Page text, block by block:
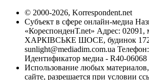
© 2000-2026, Korrespondent.net
Субъект в сфере онлайн-медиа
«КореспонденТ.net» Адрес: 02091,
ХАРКІВСЬКЕ ШОСЕ, будинок 172-
sunlight@mediadim.com.ua
Идентификатор медиа - R40-06068
Использование любых
сайте, разрешается при условии